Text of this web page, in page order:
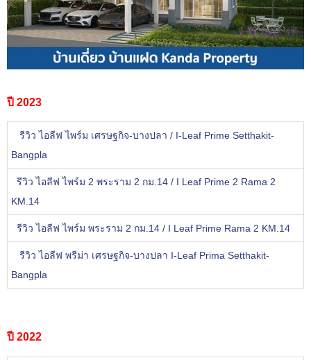
ปี 2023
รีวิว ไอลีฟ ไพร์ม เศรษฐกิจ-บางปลา / I-Leaf Prime Setthakit-
Bangpla
รีวิว ไอลีฟ ไพร์ม 2 พระราม 2 กม.14 / I Leaf Prime 2 Rama 2
KM.14
รีวิว ไอลีฟ ไพร์ม พระราม 2 กม.14 / I Leaf Prime Rama 2 KM.14
รีวิว ไอลีฟ พรีม่า เศรษฐกิจ-บางปลา I-Leaf Prima Setthakit-
Bangpla
ปี 2022